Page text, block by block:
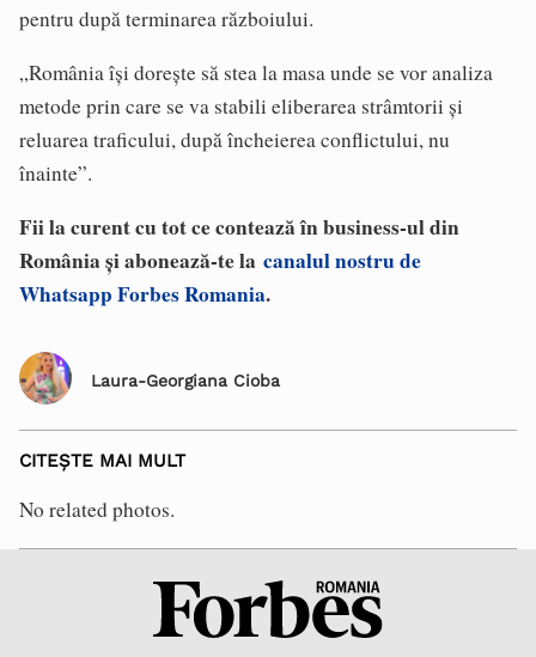
pentru după terminarea războiului.
„România îşi doreşte să stea la masa unde se vor analiza
metode prin care se va stabili eliberarea strâmtorii şi
reluarea traficului, după încheierea conflictului, nu
înainte”.
Fii la curent cu tot ce contează în business-ul din
România și abonează-te la canalul nostru de
Whatsapp Forbes Romania.
Laura-Georgiana Cioba
CITEȘTE MAI MULT
No related photos.